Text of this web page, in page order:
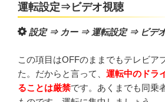
運転設定⇒ビデオ視聴
設定 ⇒ カー ⇒ 運転設定 ⇒ ビデ
この項目はOFFのままでもテレビア
た。だからと言って、 運転中のドラ
ることは厳禁です。あくまでも同乗